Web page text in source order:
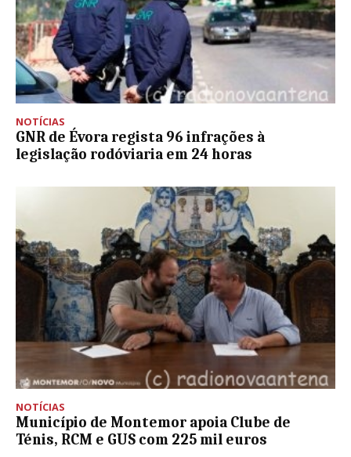
NOTÍCIAS
GNR de Évora regista 96 infrações à
legislação rodóviaria em 24 horas
NOTÍCIAS
Município de Montemor apoia Clube de
Ténis, RCM e GUS com 225 mil euros